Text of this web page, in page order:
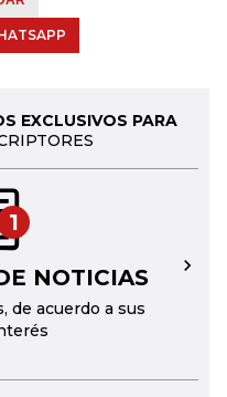
EXCLUSIVOS PARA
1
NOTICIAS
de acuerdo a sus
→